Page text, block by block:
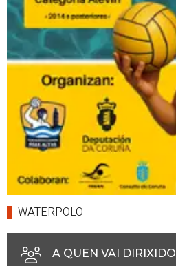
WATERPOLO
A QUEN VAI DIRIXIDO